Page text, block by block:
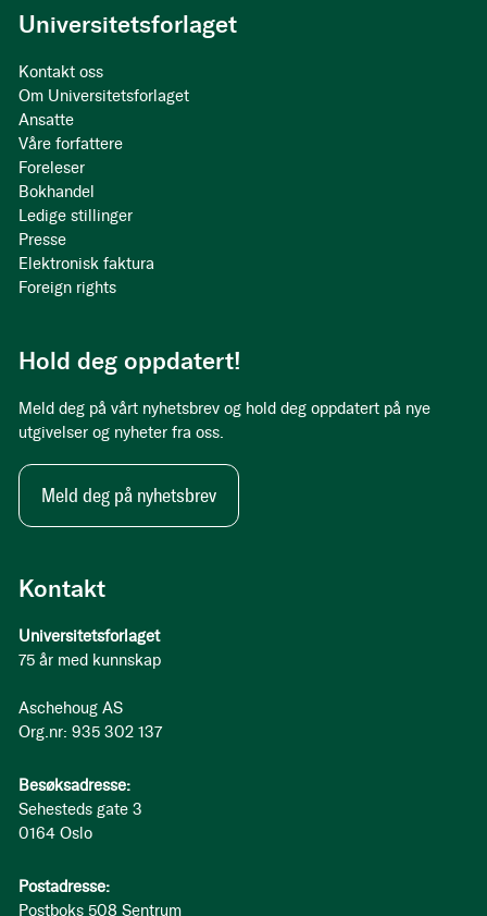
Kontakt
Universitetsforlaget
75 år med kunnskap
Aschehoug AS
Org.nr: 935 302 137
Besøksadresse:
Sehesteds gate 3
0164 Oslo
Postadresse:
Postboks 508 Sentrum
Universitetsforlaget
Kontakt oss
Om Universitetsforlaget
Ansatte
Våre forfattere
Foreleser
Bokhandel
Ledige stillinger
Presse
Elektronisk faktura
Foreign rights
Hold deg oppdatert!
Meld deg på vårt nyhetsbrev og hold deg oppdatert på nye
utgivelser og nyheter fra oss.
Meld deg på nyhetsbrev